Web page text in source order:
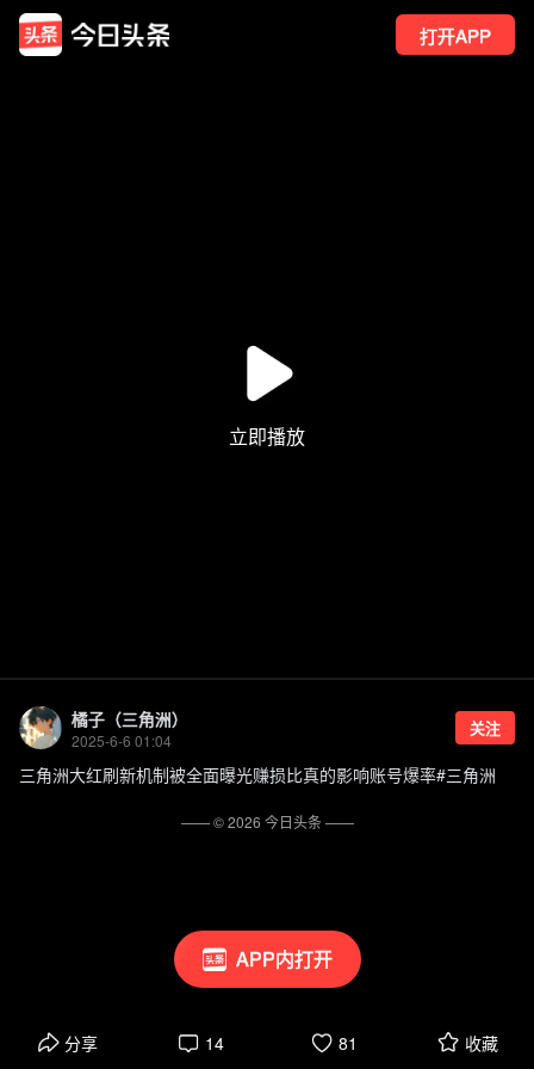
打开APP
APP内打开
橘子（三角洲）
2025-6-6 01:04
关注
三角洲大红刷新机制被全面曝光赚损比真的影响账号爆率#三角洲
分享 14 81 收藏
—— ©2026 今日头条——